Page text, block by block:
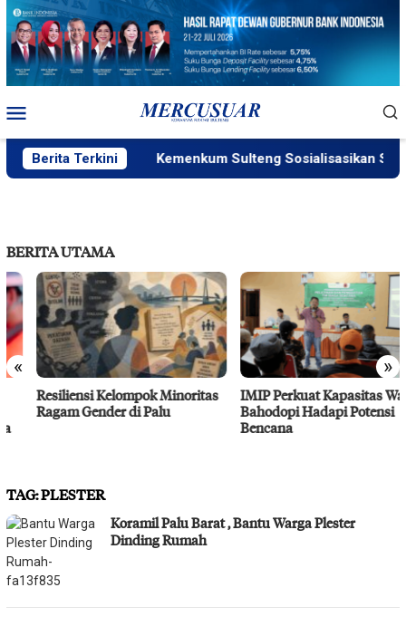
Loncat
konten
Mobile
Berita Terkini Kemenkum Sulteng Sosialisasikan SILAKUM
BERITA UTAMA
« »
Resiliensi Kelompok Minoritas
Ragam Gender di Palu
IMIP Perkuat Kapasitas Warga
Bahodopi Hadapi Potensi
Bencana
TAG:PLESTER
Koramil Palu Barat , Bantu Warga Plester
Dinding Rumah